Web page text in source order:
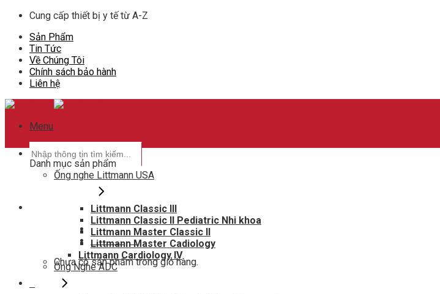
Skip
content
Cung cấp thiết bị y tế từ A-Z
Sản Phẩm
Tin Tức
Về Chúng Tôi
Chính sách bảo hành
Liên hệ
Menu
Tìm
kiếm:
0948802788
Giỏ hàng0
Chưa có sản phẩm trong giỏ hàng.
Danh mục sản phẩm
Ống nghe Littmann USA
Littmann Classic III
Littmann Classic II Pediatric Nhi khoa
Littmann Master Classic II
Littmann Master Cadiology
Littmann Cardiology IV
Ống Nghe ADC